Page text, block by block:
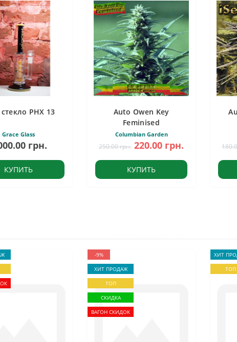
PHX 13
Grace Glass
грн.
КУПИТЬ
Auto Owen Key
Feminised
Columbian Garden
250.00 грн. 220.00 грн.
КУПИТЬ
-9%
ХИТ ПРОДАЖ
ТОП
СКИДКА
ВАГОН СКИДОК
ХИТ
ТОП